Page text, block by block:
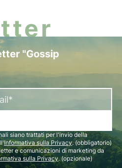
"Gossip
siano trattati per l'invio della
Informativa sulla Privacy. (obbligatorio)
e comunicazioni di marketing da
sulla Privacy. (opzionale)